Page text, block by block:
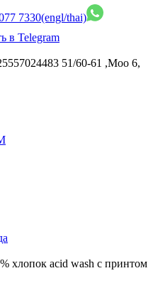
7330(engl/thai)
в Telegram
51/60-61 ,Moo 6,
хлопок acid wash с принтом